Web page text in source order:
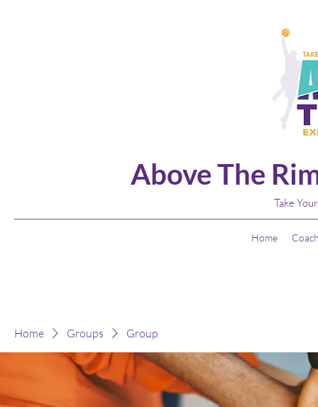
Above The
Take
Home
Home Groups Group